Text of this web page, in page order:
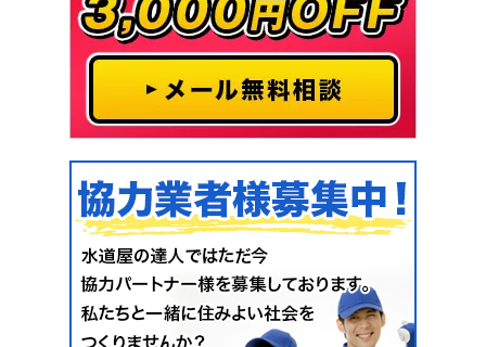
浴室リフォーム
塩素除去機能付きシャワーヘッド交換
[愛知県北名古屋市九之坪]
2021-03-11
浴室水漏れ
お風呂場のどこかで水漏れの音がして
いる
[埼玉県川越市的場北]
2021-03-09
浴室水漏れ
混合水栓の温度調整が動かない
[茨城県取手市椚木]
2021-03-07